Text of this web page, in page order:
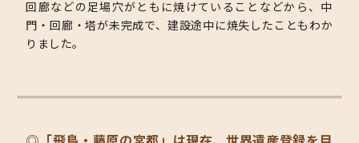
回廊などの足場穴がともに焼けていることなどから、中
門・回廊・塔が未完成で、建設途中に焼失したこともわか
りました。